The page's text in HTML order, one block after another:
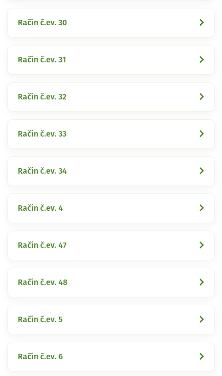
Račín č.ev. 30
Račín č.ev. 31
Račín č.ev. 32
Račín č.ev. 33
Račín č.ev. 34
Račín č.ev. 4
Račín č.ev. 47
Račín č.ev. 48
Račín č.ev. 5
Račín č.ev. 6